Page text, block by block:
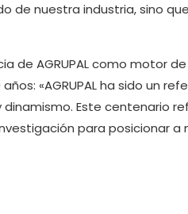
de nuestra industria, sino
de AGRUPAL como motor
«AGRUPAL ha sido un
Este centenario
para posicionar a